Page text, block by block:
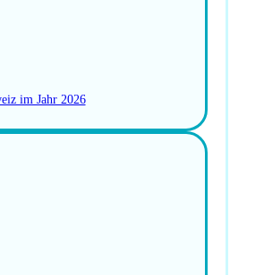
im Jahr 2026